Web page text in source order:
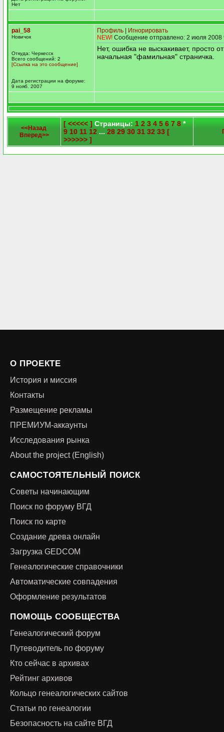
Нет
pai_58
Новичок
Откуда: Черкесск
Всего сообщений: 2
[Ссылка на это сообщение]
Дата регистрации на форуме:
9 нояб. 2007
Профиль
Игнорировать
NEW! Сообщение отправлено: 2 июля 2008
Нет, ошибка не выскакивает, просто
начальная "фамильная" страничка.
<<Назад
Вперед>>
[ <<<<< ] Страницы: 1 2 3 4 5 6 7 8 *
9 10 11 12 ... 28 29 30 31 32 33 [
>>>>>> ]
О ПРОЕКТЕ
История и миссия
Контакты
Размещение рекламы
ПРЕМИУМ-аккаунты
Исследования рынка
About the project (English)
САМОСТОЯТЕЛЬНЫЙ ПОИСК
Советы начинающим
Поиск по форуму ВГД
Поиск по карте
Создание древа онлайн
Загрузка GEDCOM
Генеалогические справочники
Автоматические совпадения
Оформление результатов
ПОМОЩЬ СООБЩЕСТВА
Генеалогический форум
Путеводитель по форуму
Кто сейчас в архивах
Рейтинг архивов
Кольцо генеалогических сайтов
Статьи по генеалогии
Безопасность на сайте ВГД